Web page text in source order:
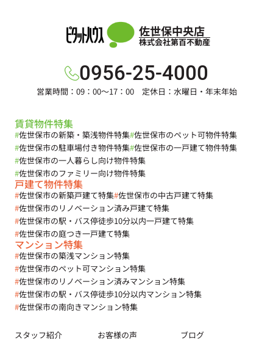
佐世保中央店
株式会社第百不動産
0956-25-4000
営業時間：09：00～17：00 定休日：水曜日・年末年始
賃貸物件特集
#佐世保市の新築・築浅物件特集#佐世保市のペット可物件特集
#佐世保市の駐車場付き物件特集#佐世保市の一戸建て物件特集
#佐世保市の一人暮らし向け物件特集
#佐世保市のファミリー向け物件特集
戸建て物件特集
#佐世保市の新築戸建て特集#佐世保市の中古戸建て特集
#佐世保市のリノベーション済み戸建て特集
#佐世保市の駅・バス停徒歩10分以内一戸建て特集
#佐世保市の庭つき一戸建て特集
マンション特集
#佐世保市の築浅マンション特集
#佐世保市のペット可マンション特集
#佐世保市のリノベーション済みマンション特集
#佐世保市の駅・バス停徒歩10分以内マンション特集
#佐世保市の南向きマンション特集
スタッフ紹介 お客様の声 ブログ